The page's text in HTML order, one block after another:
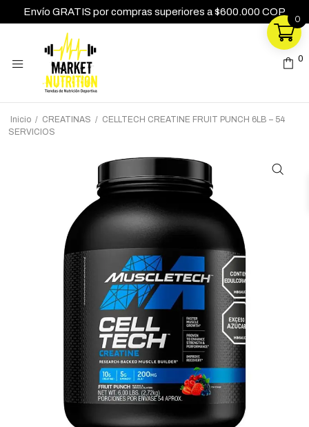
0
Envío GRATIS por compras superiores a $600.000 COP
0
Inicio / CREATINAS / CELLTECH CREATINE FRUIT PUNCH 6LB – 54
SERVICIOS
0